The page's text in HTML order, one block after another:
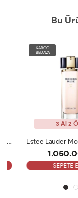
Bu
KARGO
BEDAVA
3 Al 2 Öde
1,050.00
SEPETE EKLE